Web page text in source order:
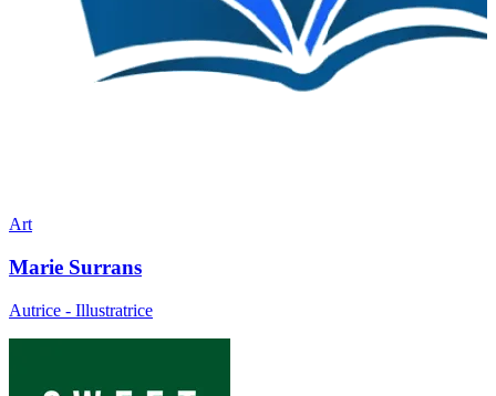
Art
Marie Surrans
Autrice - Illustratrice